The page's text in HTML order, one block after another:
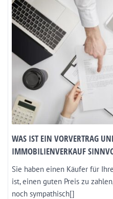
WAS IST EIN VORVERTRAG
IMMOBILIENVERKAUF
Sie haben einen Käufer für
ist, einen guten Preis zu
noch sympathisch[]